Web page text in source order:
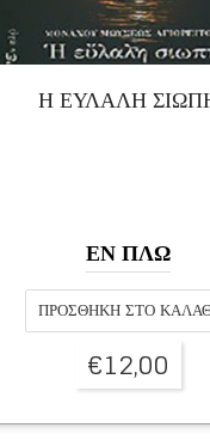
Η ΕΥΛΑΛΗ
ΕΝ ΠΛΩ
ΠΡΟΣΘΉΚΗ ΣΤΟ
€12,00